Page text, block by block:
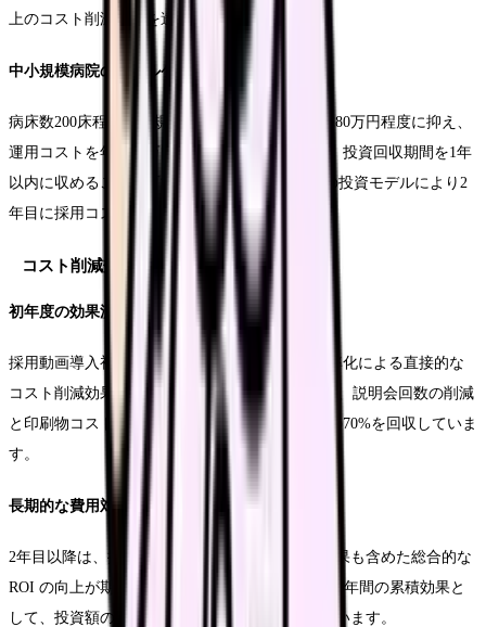
上のコスト削減効果を達成しています。
中小規模病院のモデルケース
病床数200床程度の中規模病院では、初期投資を80万円程度に抑え、
運用コストを年間15万円程度に設定することで、投資回収期間を1年
以内に収めることが可能です。Q病院では、この投資モデルにより2
年目に採用コストの40%削減を実現しています。
コスト削減効果の経年分析
初年度の効果測定
採用動画導入初年度は、主に採用プロセスの効率化による直接的な
コスト削減効果が表れます。R医療センターでは、説明会回数の削減
と印刷物コストの低減により、初年度で投資額の70%を回収していま
す。
長期的な費用対効果
2年目以降は、採用の質的向上による間接的な効果も含めた総合的な
ROI の向上が期待できます。S病院の分析では、3年間の累積効果と
して、投資額の4倍以上のコスト削減を達成しています。